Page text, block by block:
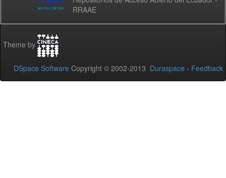
RRAAE
Theme by
DSpace Software Copyright © 2002-2013 Duraspace - Feedback